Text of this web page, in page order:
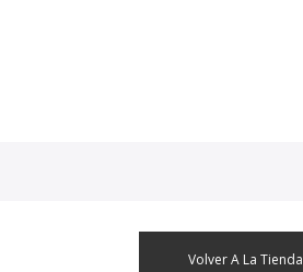
Volver A La Tienda